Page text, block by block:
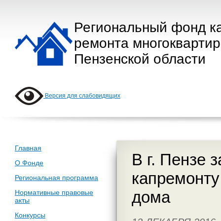
Региональный фонд
ремонта
Пензенской области
Версия для слабовидящих
Главная
О Фонде
Региональная программа
Нормативные правовые
акты
Конкурсы
В г. Пензе
дома